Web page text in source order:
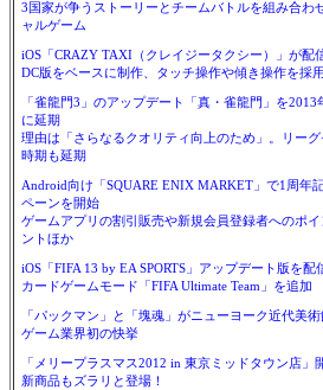
3国家が争うストーリーとチームバトルを組み合わ
ャルゲーム
iOS「CRAZY TAXI（クレイジータクシー）」が配
DC版をベースに制作、タッチ操作や傾き操作を採用
「雀龍門3」のアップデート「真・雀龍門」を2013
に延期
理由は「さらなるクオリティ向上のため」。リーグ
時期も延期
Android向け「SQUARE ENIX MARKET」で1周年
ペーンを開始
ゲームアプリの割引販売や新規会員登録者へのポ
ントほか
iOS「FIFA 13 by EA SPORTS」アップデート版を配
カードゲームモード「FIFA Ultimate Team」を追加
「パックマン」と「塊魂」がニューヨーク近代美
ゲーム業界初の快挙
「メリープラスマス2012 in 東京ミッドタウン店」
新商品もズラリと登場！